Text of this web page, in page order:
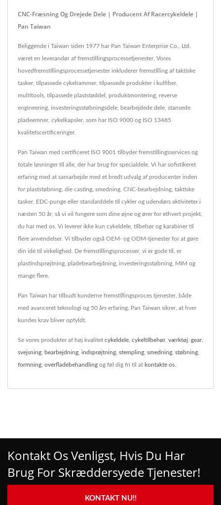
CNC-Fræsning Og Drejede Dele | Producent Af Racercykeldele |
Pan Taiwan
Beliggende i Taiwan siden 1977 har Pan Taiwan Enterprise Co., Ltd.
været en leverandør af fremstillingsprocessetjenester. Vores
hovedfremstillingsprocessetjenester inkluderer fremstilling af taktiske
tasker, tilpassede cykelrammer, tilpassede produkter i kulfiber,
multitools, tilpassede plaststøddel, produktmontering, reverse
engineering, investeringsstøbningsdele, bearbejdede dele, stansede
pladeemner, cykelkapsler, som har ISO 9000 og ISO 13485
kvalitetscertificeringer.
Pan Taiwan med certificeret ISO 9001 tilbyder fremstillingsservices og
totale løsninger til alle, der har brug for specialdele. Vi har sofistikeret
erfaring med at samarbejde med et bredt udvalg af producenter inden
for plaststøbning, die casting, smedning, CNC-bearbejdning, taktiske
tasker, EDC-punge eller standarddele til cykler og udendørs aktiviteter i
næsten 50 år, så vi vil fungere som dine øjne og ører for ethvert projekt,
du har med os. Vi leverer ikke kun cykeldele, tilbehør og karabiner til
flere anvendelser. Vi tilbyder også OEM- og ODM-tjenester for at gøre
din idé til virkelighed. De fremstillingsprocesser, vi er gode til, er
plastindsprøjtning, pladebearbejdning, investeringsstøbning, MIM og
mange flere.
Pan Taiwan har tilbudt kunderne fremstillingsproces tjenester, både
med avanceret teknologi og 50 års erfaring, Pan Taiwan sikrer, at hver
kundes krav bliver opfyldt.
Se vores produkter af høj kvalitet cykeldele cykeltilbehør, værktøj gear,
svejsning bearbejdning indsprøjtning stempling smedning støbning
formning overfladebehandling og føl dig fri til at kontakte os
Kontakt Os Venligst, Hvis Du Har
Brug For Skræddersyede Tjenester!
KONTAKT NU!!